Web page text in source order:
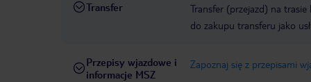
Transfer
Transfer (przejazd) na
do zakupu transferu jako
Przepisy wjazdowe i
informacje MSZ
Zapoznaj się z przepisami